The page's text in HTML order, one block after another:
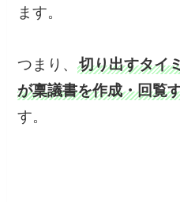
ます。
つまり、切り出すタイ
が稟議書を作成・回覧
す。